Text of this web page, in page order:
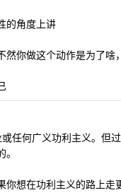
的角度上讲
你做这个动作是为了啥
任何广义功利主义。但
你想在功利主义的路上